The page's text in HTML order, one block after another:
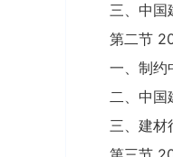
三、中国
第二节
一、制约
二、中国
三、建材